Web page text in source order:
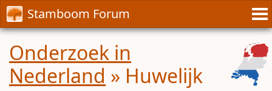
Stamboom Forum
Onderzoek in
Nederland » Huwelijk